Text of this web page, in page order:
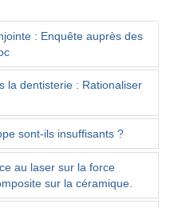
: Enquête auprès des
la dentisterie : Rationaliser
sont-ils insuffisants ?
au laser sur la force
sur la céramique.